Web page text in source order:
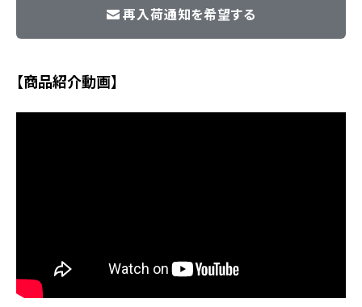
再入荷通知を希望する
【商品紹介動画】